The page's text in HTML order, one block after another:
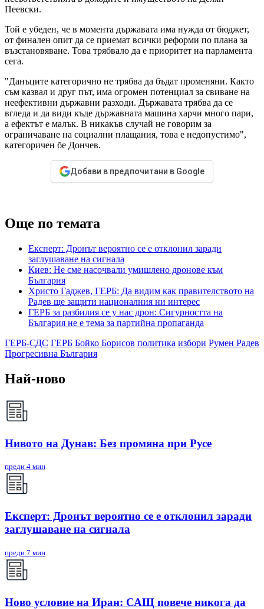
Пеевски.
Той е убеден, че в момента държавата има нужда от бюджет,
от финален опит да се приемат всички реформи по плана за
възстановяване. Това трябвало да е приоритет на парламента
сега.
"Данъците категорично не трябва да бъдат променяни. Както
съм казвал и друг път, има огромен потенциал за свиване на
неефективни държавни разходи. Държавата трябва да се
вгледа и да види къде държавната машина харчи много пари,
а ефектът е малък. В никакъв случай не говорим за
ограничаване на социални плащания, това е недопустимо",
категоричен бе Дончев.
Добави в предпочитани в Google
Още по темата
Експерт: Дронът вероятно се е отклонил заради
заглушаване на сигнала
Киев: Не сме насочвали умишлено дронове към
България
Христо Гаджев, ГЕРБ: Да видим как правителството на
Радев ще защити националния ни интерес
ГЕРБ за разбилия се у нас дрон: Сигурността на
България не е тема за партийна пропаганда
ГЕРБ-СДС ГЕРБ Бойко Борисов политика избори Румен Радев
Прогресивна България
Най-ново
Нивото на Дунав: Без промяна при Русе
преди 4 мин
Експерт: Дронът вероятно се е отклонил заради
заглушаване на сигнала
преди 7 мин
Ново условие на Иран: САЩ повече никога да